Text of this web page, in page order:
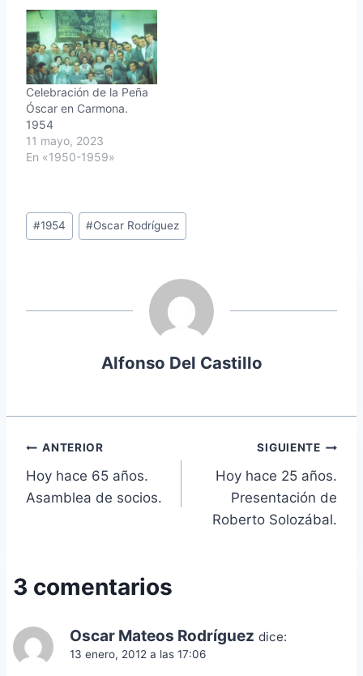
Celebración de la Peña
Óscar en Carmona.
1954
11 mayo, 2023
En «1950-1959»
Etiquetas
de
#1954 #Oscar Rodríguez
Alfonso Del Castillo
Navegación
de
ANTERIOR
Hoy hace 65 años.
Asamblea de socios.
SIGUIENTE
Hoy hace 25 años.
Presentación de
Roberto Solozábal.
3 comentarios
Oscar Mateos Rodríguez dice:
13 enero, 2012 a las 17:06